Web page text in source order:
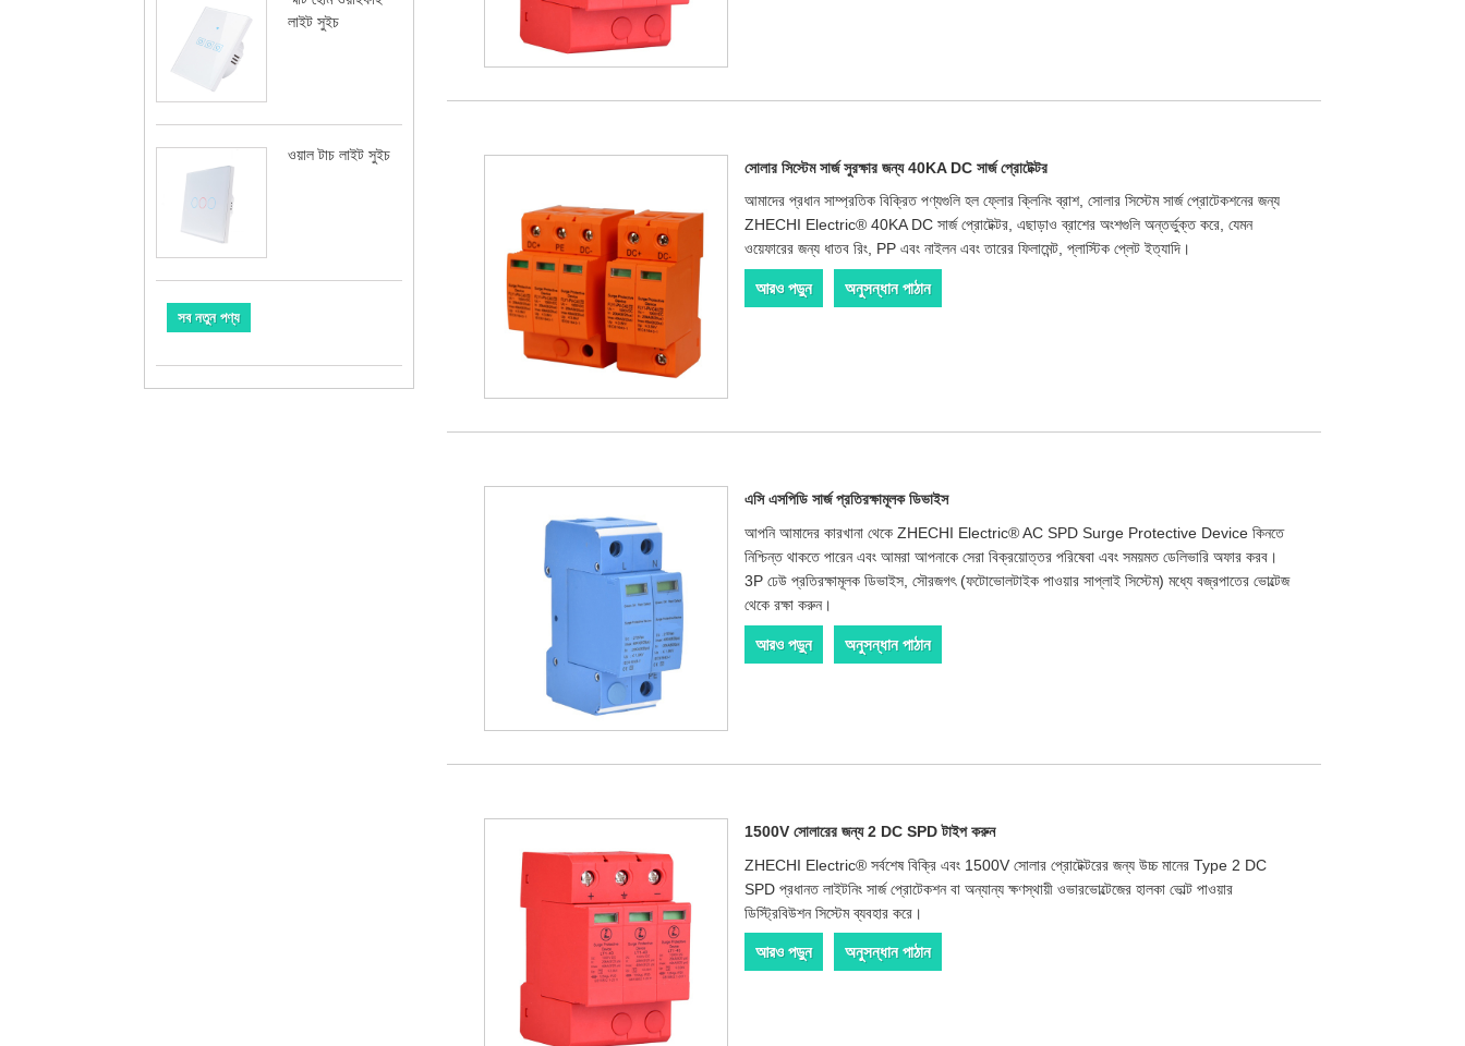
লাইট সুইচ
ওয়াল টাচ লাইট সুইচ
সব নতুন পণ্য
সোলার সিস্টেম সার্জ সুরক্ষার জন্য 40KA DC সার্জ প্রোটেক্টর
আমাদের প্রধান সাম্প্রতিক বিক্রিত পণ্যগুলি হল ফ্লোর ক্লিনিং ব্রাশ, সোলার সিস্টেম সার্জ প্রোটেকশনের জন্য
ZHECHI Electric® 40KA DC সার্জ প্রোটেক্টর, এছাড়াও ব্রাশের অংশগুলি অন্তর্ভুক্ত করে, যেমন
ওয়েফারের জন্য ধাতব রিং, PP এবং নাইলন এবং তারের ফিলামেন্ট, প্লাস্টিক প্লেট ইত্যাদি।
আরও পড়ুন অনুসন্ধান পাঠান
এসি এসপিডি সার্জ প্রতিরক্ষামূলক ডিভাইস
আপনি আমাদের কারখানা থেকে ZHECHI Electric® AC SPD Surge Protective Device কিনতে
নিশ্চিন্ত থাকতে পারেন এবং আমরা আপনাকে সেরা বিক্রয়োত্তর পরিষেবা এবং সময়মত ডেলিভারি অফার করব।
3P ঢেউ প্রতিরক্ষামূলক ডিভাইস, সৌরজগৎ (ফটোভোলটাইক পাওয়ার সাপ্লাই সিস্টেম) মধ্যে বজ্রপাতের ভোল্টেজ
থেকে রক্ষা করুন।
আরও পড়ুন অনুসন্ধান পাঠান
1500V সোলারের জন্য 2 DC SPD টাইপ করুন
ZHECHI Electric® সর্বশেষ বিক্রি এবং 1500V সোলার প্রোটেক্টরের জন্য উচ্চ মানের Type 2 DC
SPD প্রধানত লাইটনিং সার্জ প্রোটেকশন বা অন্যান্য ক্ষণস্থায়ী ওভারভোল্টেজের হালকা ভোল্ট পাওয়ার
ডিস্ট্রিবিউশন সিস্টেম ব্যবহার করে।
আরও পড়ুন অনুসন্ধান পাঠান